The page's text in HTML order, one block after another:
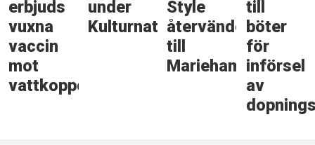
erbjuds
vuxna
vaccin
mot
vattkoppor
under
Kulturnatten
Style
återvänder
till
Mariehamn
till
böter
för
införsel
av